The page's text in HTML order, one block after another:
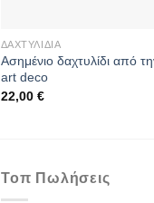
ΔΑΧΤΥΛΊΔΙΑ
Ασημένιο δαχτυλίδι από
art deco
22,00 €
Τοπ Πωλήσεις